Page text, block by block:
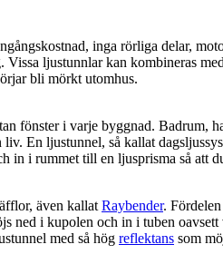
inga rörliga delar,
Vissa ljustunnlar kan kombineras
bli mörkt utomhus.
fönster i varje byggnad. Badrum,
liv. En ljustunnel, så kallat
in i rummet till en ljusprisma så att
även kallatRaybender.
ned i kupolen och in i tuben oavsett
med så hög reflektans som